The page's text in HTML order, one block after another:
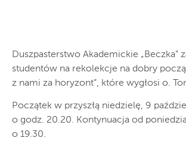
Duszpasterstwo Akademickie „Beczka”
studentów na rekolekcje na dobry
z nami za horyzont”, które wygłosi o.
Początek w przyszłą niedzielę, 9
o godz. 20.20. Kontynuacja od
o 19.30.